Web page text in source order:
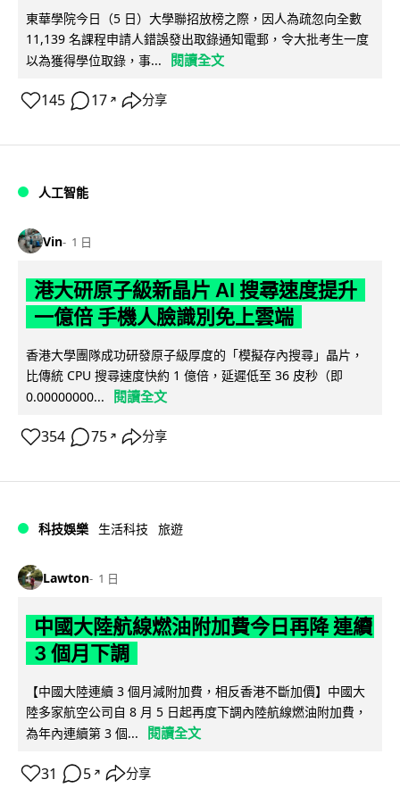
東華學院今日（5 日）大學聯招放榜之際，因人為疏忽向全數
11,139 名課程申請人錯誤發出取錄通知電郵，令大批考生一度
以為獲得學位取錄，事...
閱讀全文
145 17 ↗ 分享
人工智能
Vin 1 日
港大研原子級新晶片 AI 搜尋速度提升
一億倍 手機人臉識別免上雲端
香港大學團隊成功研發原子級厚度的「模擬存內搜尋」晶片，
比傳統 CPU 搜尋速度快約 1 億倍，延遲低至 36 皮秒（即
0.00000000...
閱讀全文
354 75 ↗ 分享
科技娛樂 生活科技 旅遊
Lawton 1 日
中國大陸航線燃油附加費今日再降 連續
3 個月下調
【中國大陸連續 3 個月減附加費，相反香港不斷加價】中國大
陸多家航空公司自 8 月 5 日起再度下調內陸航線燃油附加費，
為年內連續第 3 個...
閱讀全文
31 5 ↗ 分享